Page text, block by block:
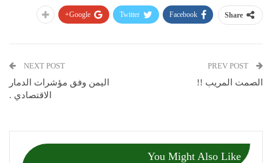
Share
Facebook
Twitter
Google+
الصمت المريب !!
NEXT POST
اليمن وفق مؤشرات الدمار
الاقتصادي .
You Might Also Like